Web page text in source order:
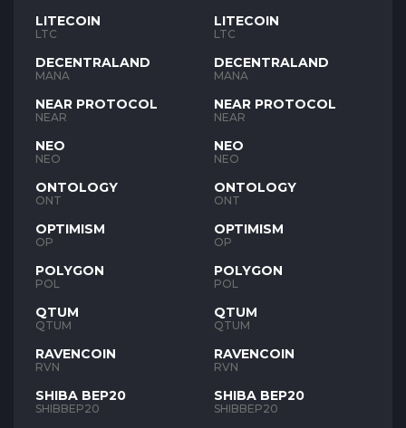
LITECOIN
LTC
DECENTRALAND
MANA
NEAR PROTOCOL
NEAR
NEO
NEO
ONTOLOGY
ONT
OPTIMISM
OP
POLYGON
POL
QTUM
QTUM
RAVENCOIN
RVN
SHIBA BEP20
SHIBBEP20
LITECOIN
LTC
DECENTRALAND
MANA
NEAR PROTOCOL
NEAR
NEO
NEO
ONTOLOGY
ONT
OPTIMISM
OP
POLYGON
POL
QTUM
QTUM
RAVENCOIN
RVN
SHIBA BEP20
SHIBBEP20